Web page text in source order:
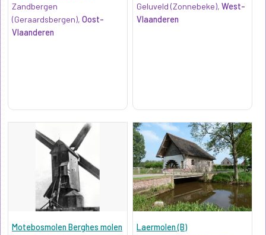
Zandbergen
(Geraardsbergen), Oost-
Vlaanderen
Geluveld (Zonnebeke),West-
Vlaanderen
Motebosmolen Berghes molen
Laermolen (B)